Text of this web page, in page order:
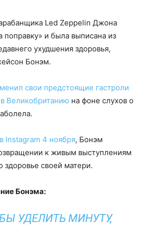
Led Zeppelin Джона
поправку» и была выписана из
ухудшения здоровья,
Бонэм.
свои предстоящие гастроли
в Великобританию на фоне слухов о
Instagram 4 ноября, Бонэм
к живым выступлениям
здоровье своей матери.
Бонэма:
УДЕЛИТЬ МИНУТУ,